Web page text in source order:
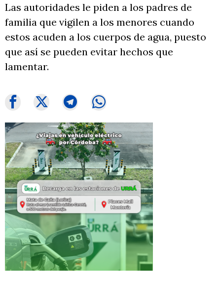
Las autoridades le piden a los padres de
familia que vigilen a los menores cuando
estos acuden a los cuerpos de agua, puesto
que así se pueden evitar hechos que
lamentar.